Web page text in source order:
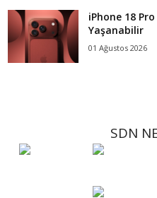
iPhone 18
Yaşanabilir
01 Ağustos 2026
SDN